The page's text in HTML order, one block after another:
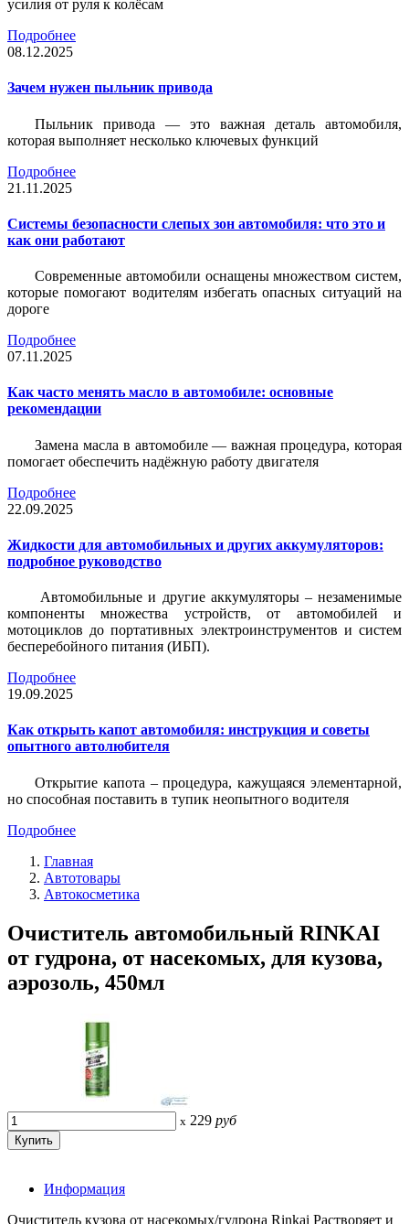
усилия от руля к колёсам
Подробнее
08.12.2025
Зачем нужен пыльник привода
Пыльник привода — это важная деталь автомобиля,
которая выполняет несколько ключевых функций
Подробнее
21.11.2025
Системы безопасности слепых зон автомобиля: что это и
как они работают
Современные автомобили оснащены множеством систем,
которые помогают водителям избегать опасных ситуаций на
дороге
Подробнее
07.11.2025
Как часто менять масло в автомобиле: основные
рекомендации
Замена масла в автомобиле — важная процедура, которая
помогает обеспечить надёжную работу двигателя
Подробнее
22.09.2025
Жидкости для автомобильных и других аккумуляторов:
подробное руководство
Автомобильные и другие аккумуляторы – незаменимые
компоненты множества устройств, от автомобилей и
мотоциклов до портативных электроинструментов и систем
бесперебойного питания (ИБП).
Подробнее
19.09.2025
Как открыть капот автомобиля: инструкция и советы
опытного автолюбителя
Открытие капота – процедура, кажущаяся элементарной,
но способная поставить в тупик неопытного водителя
Подробнее
Главная
Автотовары
Автокосметика
Очиститель автомобильный RINKAI
от гудрона, от насекомых, для кузова,
аэрозоль, 450мл
x 229 руб
Информация
Очиститель кузова от насекомых/гудрона Rinkai Растворяет и